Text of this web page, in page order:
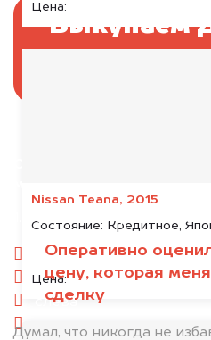
Цена:
Nissan Teana, 2015
Состояние: Кредитное,
Цена:
Оперативно
цену, которая
сделку
Думал, что никогда не
Выкупаем
1. Сфотографируйте
спереди
сзади
слева